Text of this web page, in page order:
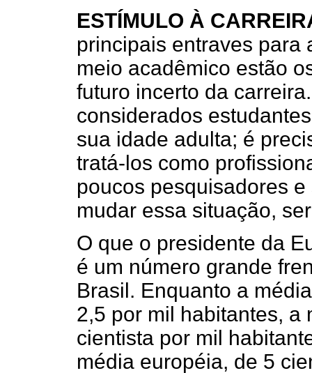
ESTÍMULO À
principais entraves para
meio acadêmico estão
futuro incerto da
considerados
sua idade adulta; é
tratá-los como
poucos pesquisadores
mudar essa situação,
O que o presidente da
é um número grande
Brasil. Enquanto a
2,5 por mil habitantes, a
cientista por mil
média européia, de 5